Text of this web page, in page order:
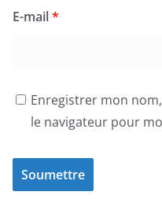
E-mail*
Enregistrer mon
le navigateur pour